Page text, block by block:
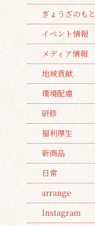
ぎょうざのもと
イベント情報
メディア情報
地域貢献
環境配慮
研修
福利厚生
新商品
日常
arrange
Instagram